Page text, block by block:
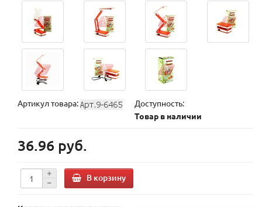
Артикул товара:
Доступность:
Товар в наличии
36.96 руб.
В корзину